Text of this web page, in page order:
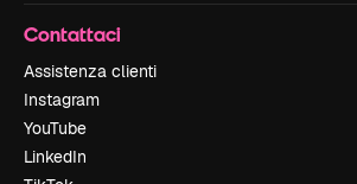
Contattaci
Assistenza clienti
Instagram
YouTube
LinkedIn